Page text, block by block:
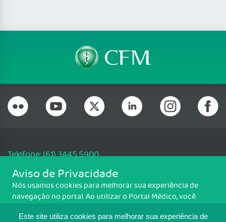
Este site utiliza cookies para melhorar sua experiência de
Telefone: (61) 3445 5900
Email: cfm@portalmedico.org.br
SGAS 616, Conjunto D, Lote 115, L2 Sul, Brasília/DF - CEP: 70200-760 -
CNPJ: 33.583.550/0001-30
Aviso de Privacidade
Nós usamos cookies para melhorar sua experiência de
navegação no portal. Ao utilizar o Portal Médico, você
Para ter mais informações sobre como isso é feito, acesse